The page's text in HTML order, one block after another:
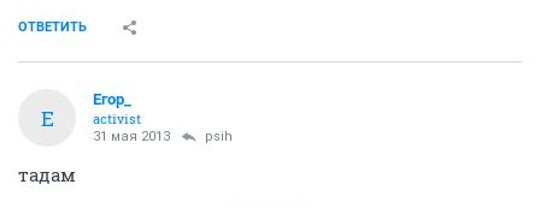
ОТВЕТИТЬ
Е
Егор_
activist
31 мая 2013 psih
тадам